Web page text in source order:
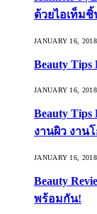
ด้วยไอเท็มชิ้
JANUARY 16, 2018
Beauty
JANUARY 16, 2018
Beauty
งานผิว งาน
JANUARY 16, 2018
Beauty
พร้อมกัน!